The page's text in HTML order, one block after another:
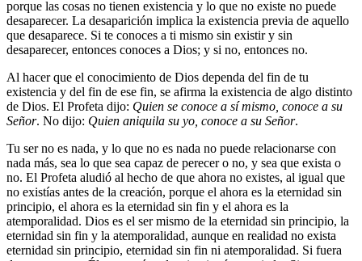
porque las cosas no tienen existencia y lo que no existe no puede
desaparecer. La desaparición implica la existencia previa de aquello
que desaparece. Si te conoces a ti mismo sin existir y sin
desaparecer, entonces conoces a Dios; y si no, entonces no.
Al hacer que el conocimiento de Dios dependa del fin de tu
existencia y del fin de ese fin, se afirma la existencia de algo distinto
de Dios. El Profeta dijo: Quien se conoce a sí mismo, conoce a su
Señor. No dijo: Quien aniquila su yo, conoce a su Señor.
Tu ser no es nada, y lo que no es nada no puede relacionarse con
nada más, sea lo que sea capaz de perecer o no, y sea que exista o
no. El Profeta aludió al hecho de que ahora no existes, al igual que
no existías antes de la creación, porque el ahora es la eternidad sin
principio, el ahora es la eternidad sin fin y el ahora es la
atemporalidad. Dios es el ser mismo de la eternidad sin principio, la
eternidad sin fin y la atemporalidad, aunque en realidad no exista
eternidad sin principio, eternidad sin fin ni atemporalidad. Si fuera